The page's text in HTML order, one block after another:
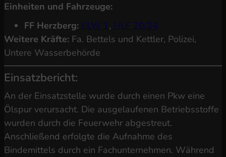
Einheiten und Fahrzeuge:
FF Herzberg: ELW 1, HLF 20/24
Weitere Kräfte: Fa. Bettels und Kettler, Polizei,
Untere Wasserbehörde
Einsatzbericht:
An der Einsatzstelle wurde durch einen Pkw eine
Ölspur verursacht. Die ausgelaufenen Betriebsstoffe
wurden durch die Feuerwehr abgestreut.
Anschließend erfolgte die Aufnahme des
Bindemittels durch ein Fachunternehmen. Während